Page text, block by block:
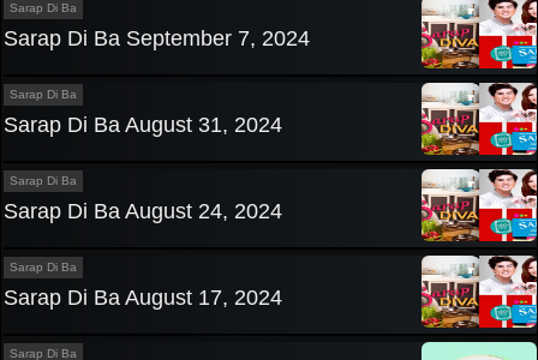
Sarap Di Ba
Sarap Di Ba September 7, 2024
Sarap Di Ba
Sarap Di Ba August 31, 2024
Sarap Di Ba
Sarap Di Ba August 24, 2024
Sarap Di Ba
Sarap Di Ba August 17, 2024
Sarap Di Ba